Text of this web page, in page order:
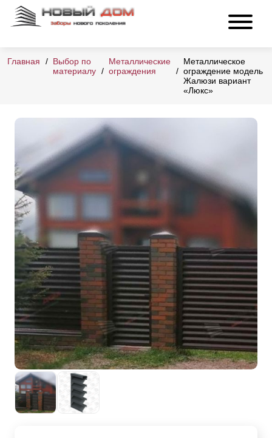
Главная
Выбор по
материалу
Металлические
ограждения
Металлическое
ограждение модель
Жалюзи вариант
«Люкс»